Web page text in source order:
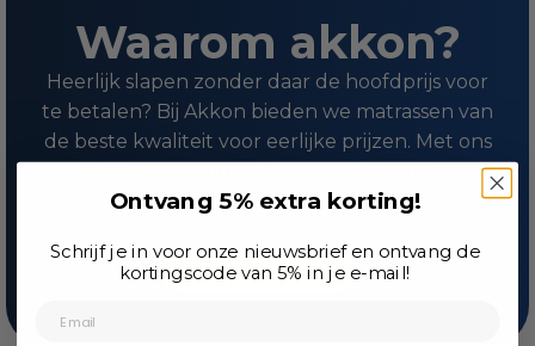
Waarom akkon?
Heerlijk slapen zonder daar de hoofdprijs voor
te betalen? Bij Akkon bieden we matrassen van
de beste kwaliteit voor eerlijke prijzen. Met ons
uitstekende service, garanderen we de beste
Meer over ons
Ontvang 5% extra korting!
Schrijf je in voor onze nieuwsbrief en ontvang de
kortingscode van 5% in je e-mail!